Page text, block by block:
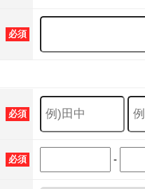
必須
必須
必須 -